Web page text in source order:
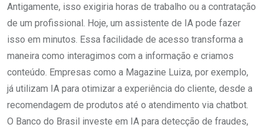
Antigamente, isso exigiria horas de trabalho ou a contratação
de um profissional. Hoje, um assistente de IA pode fazer
isso em minutos. Essa facilidade de acesso transforma a
maneira como interagimos com a informação e criamos
conteúdo. Empresas como a Magazine Luiza, por exemplo,
já utilizam IA para otimizar a experiência do cliente, desde a
recomendagem de produtos até o atendimento via chatbot.
O Banco do Brasil investe em IA para detecção de fraudes,